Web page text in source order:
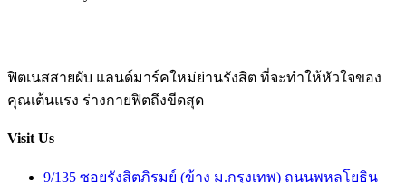
ฟิตเนสสายผับ แลนด์มาร์คใหม่ย่านรังสิต ที่จะทำให้หัวใจของ
คุณเต้นแรง ร่างกายฟิตถึงขีดสุด
Visit Us
9/135 ซอยรังสิตภิรมย์ (ข้าง ม.กรุงเทพ) ถนนพหลโยธิน